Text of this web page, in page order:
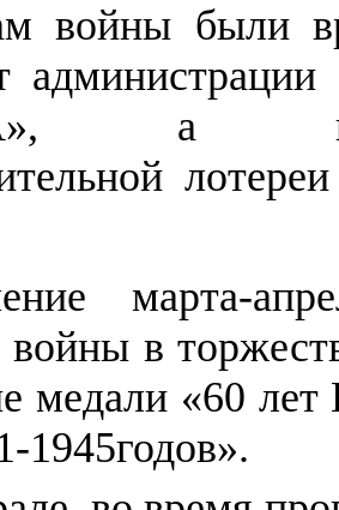
войны были
а из
марта-
войны в
медали «60 лет
1945годов».